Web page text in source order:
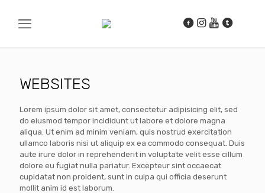
WEBSITES
Lorem ipsum dolor sit amet, consectetur adipisicing elit, sed
do eiusmod tempor incididunt ut labore et dolore magna
aliqua. Ut enim ad minim veniam, quis nostrud exercitation
ullamco laboris nisi ut aliquip ex ea commodo consequat. Duis
aute irure dolor in reprehenderit in voluptate velit esse cillum
dolore eu fugiat nulla pariatur. Excepteur sint occaecat
cupidatat non proident, sunt in culpa qui officia deserunt
mollit anim id est laborum.